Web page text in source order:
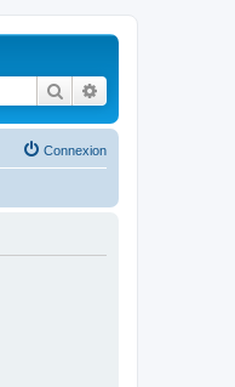
Rechercher
Connexion